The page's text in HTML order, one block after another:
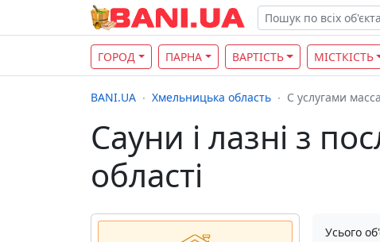
ГОРОД ПАРНА ВАРТІСТЬ МІСТКІСТЬ
BANI.UA Хмельницька область С услугами
Сауни і лазні з
області
Усього